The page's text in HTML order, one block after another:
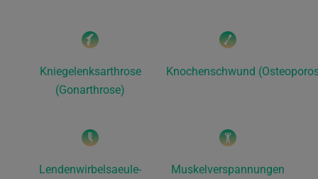
Kniegelenksarthrose
(Gonarthrose)
Knochenschwund
Lendenwirbelsaeule-
Muskelverspannungen